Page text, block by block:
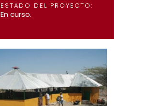
ESTADO DEL PROYECTO:
En curso.